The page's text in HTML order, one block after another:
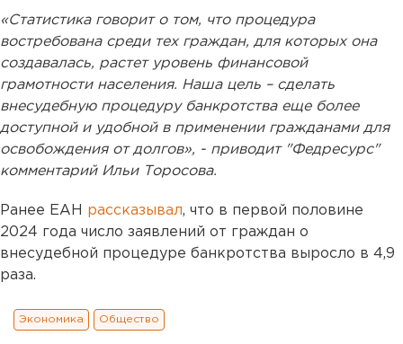
«Статистика говорит о том, что процедура
востребована среди тех граждан, для которых она
создавалась, растет уровень финансовой
грамотности населения. Наша цель – сделать
внесудебную процедуру банкротства еще более
доступной и удобной в применении гражданами для
освобождения от долгов», - приводит "Федресурс"
комментарий Ильи Торосова.
Ранее ЕАН рассказывал, что в первой половине
2024 года число заявлений от граждан о
внесудебной процедуре банкротства выросло в 4,9
раза.
Экономика Общество